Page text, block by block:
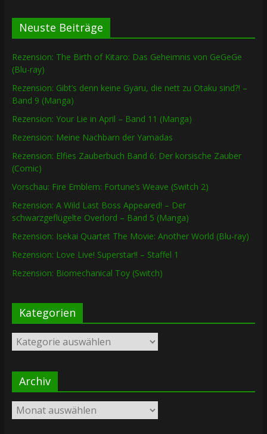
Neuste Beiträge
Rezension: The Birth of Kitaro: Das Geheimnis von GeGeGe
(Blu-ray)
Rezension: Gibt’s denn keine Gyaru, die nett zu Otaku sind?! –
Band 9 (Manga)
Rezension: Your Lie in April – Band 11 (Manga)
Rezension: Meine Nachbarn der Yamadas
Rezension: Elfies Zauberbuch Band 6: Der korsische Zauber
(Comic)
Vorschau: Fire Emblem: Fortune’s Weave (Switch 2)
Rezension: A Wild Last Boss Appeared! – Der
schwarzgeflügelte Overlord – Band 5 (Manga)
Rezension: Isekai Quartet The Movie: Another World (Blu-ray)
Rezension: Love Live! Superstar!! – Staffel 1
Rezension: Biomechanical Toy (Switch)
Kategorien
Kategorien
Archiv
Archiv